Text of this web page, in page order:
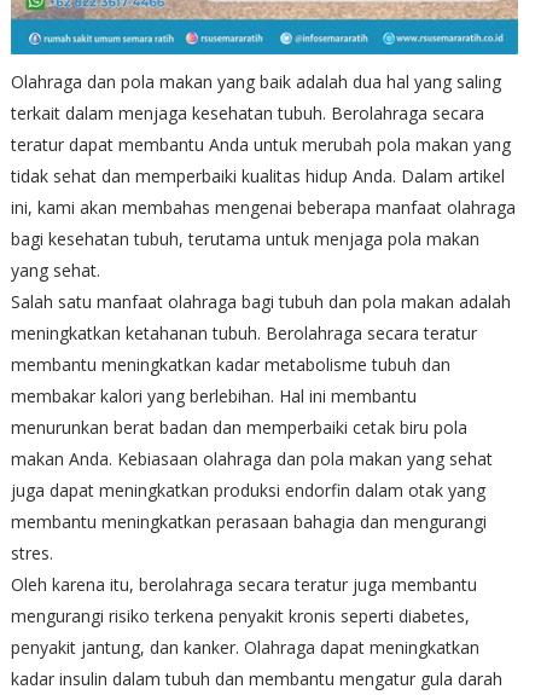
Olahraga dan pola makan yang baik adalah dua hal yang saling
terkait dalam menjaga kesehatan tubuh. Berolahraga secara
teratur dapat membantu Anda untuk merubah pola makan yang
tidak sehat dan memperbaiki kualitas hidup Anda. Dalam artikel
ini, kami akan membahas mengenai beberapa manfaat olahraga
bagi kesehatan tubuh, terutama untuk menjaga pola makan
yang sehat.
Salah satu manfaat olahraga bagi tubuh dan pola makan adalah
meningkatkan ketahanan tubuh. Berolahraga secara teratur
membantu meningkatkan kadar metabolisme tubuh dan
membakar kalori yang berlebihan. Hal ini membantu
menurunkan berat badan dan memperbaiki cetak biru pola
makan Anda. Kebiasaan olahraga dan pola makan yang sehat
juga dapat meningkatkan produksi endorfin dalam otak yang
membantu meningkatkan perasaan bahagia dan mengurangi
stres.
Oleh karena itu, berolahraga secara teratur juga membantu
mengurangi risiko terkena penyakit kronis seperti diabetes,
penyakit jantung, dan kanker. Olahraga dapat meningkatkan
kadar insulin dalam tubuh dan membantu mengatur gula darah